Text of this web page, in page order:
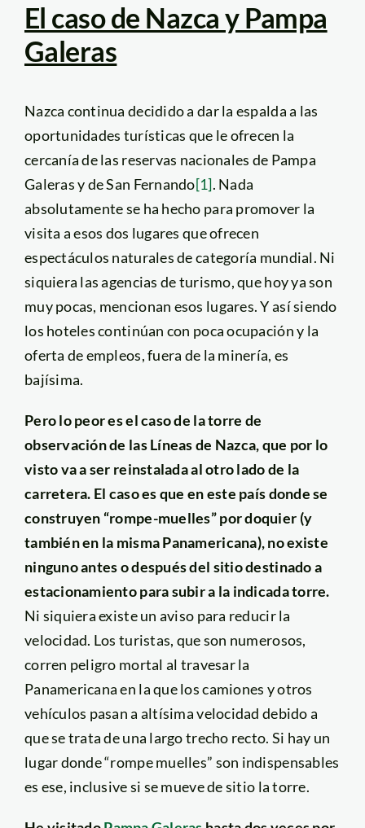
El caso de Nazca y Pampa
Galeras
Nazca continua decidido a dar la espalda a las
oportunidades turísticas que le ofrecen la
cercanía de las reservas nacionales de Pampa
Galeras y de San Fernando[1]. Nada
absolutamente se ha hecho para promover la
visita a esos dos lugares que ofrecen
espectáculos naturales de categoría mundial. Ni
siquiera las agencias de turismo, que hoy ya son
muy pocas, mencionan esos lugares. Y así siendo
los hoteles continúan con poca ocupación y la
oferta de empleos, fuera de la minería, es
bajísima.
Pero lo peor es el caso de la torre de
observación de las Líneas de Nazca, que por lo
visto va a ser reinstalada al otro lado de la
carretera. El caso es que en este país donde se
construyen “rompe-muelles” por doquier (y
también en la misma Panamericana), no existe
ninguno antes o después del sitio destinado a
estacionamiento para subir a la indicada torre.
Ni siquiera existe un aviso para reducir la
velocidad. Los turistas, que son numerosos,
corren peligro mortal al travesar la
Panamericana en la que los camiones y otros
vehículos pasan a altísima velocidad debido a
que se trata de una largo trecho recto. Si hay un
lugar donde “rompe muelles” son indispensables
es ese, inclusive si se mueve de sitio la torre.